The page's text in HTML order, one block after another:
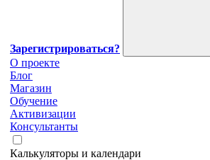
Зарегистрироваться?
О проекте
Блог
Магазин
Обучение
Активизации
Консультанты
Калькуляторы и календари